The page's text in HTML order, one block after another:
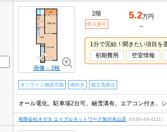
画像：3枚
2階
即入居可
5.2万円
--
1分で完結！聞きたい項目を
初期費用
空室情報
オンライン相談可能 南向き 独立洗面台
オール電化。駐車場2台可。融雪溝有。エアコン付き。シ
有限会社オガタ エイブルネットワーク旭川永山店 (0166-46-4111)